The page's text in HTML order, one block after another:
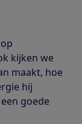
kijken we
maakt, hoe
hij
goede